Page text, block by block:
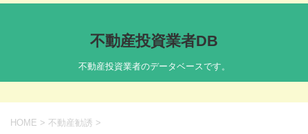
不動産投資業者DB
不動産投資業者のデータベースです。
HOME > 不動産勧誘 >